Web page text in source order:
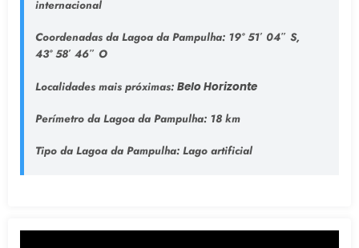
internacional
Coordenadas da Lagoa da Pampulha:19° 51′ 04″ S,
43° 58′ 46″ O
Localidades mais próximas: Belo Horizonte
Perímetro da Lagoa da Pampulha:18 km
Tipo da Lagoa da Pampulha: Lago artificial